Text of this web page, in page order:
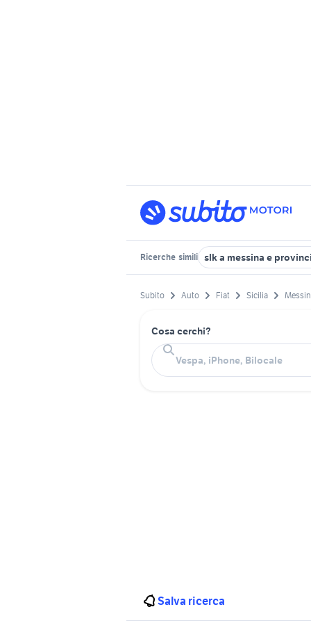
Ricerche simili slk a messina e
Subito Auto Fiat Sicilia
Cosa cerchi?
Salva ricerca